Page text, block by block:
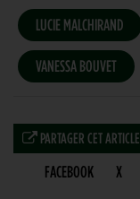
LUCIE MALCHIRAND
VANESSA BOUVET
PARTAGER CET ARTICLE
FACEBOOK X